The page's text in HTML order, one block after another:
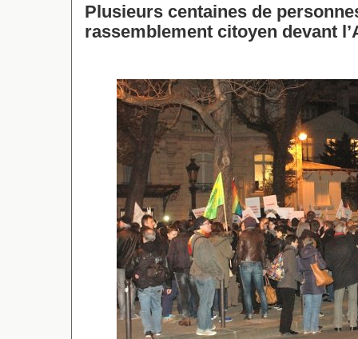
Plusieurs centaines de
rassemblement citoyen devant